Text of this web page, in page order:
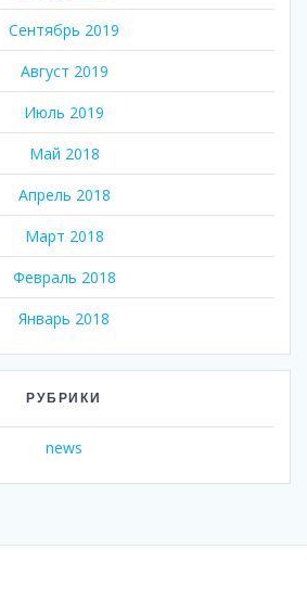
Сентябрь 2019
Август 2019
Июль 2019
Май 2018
Апрель 2018
Март 2018
Февраль 2018
Январь 2018
РУБРИКИ
news